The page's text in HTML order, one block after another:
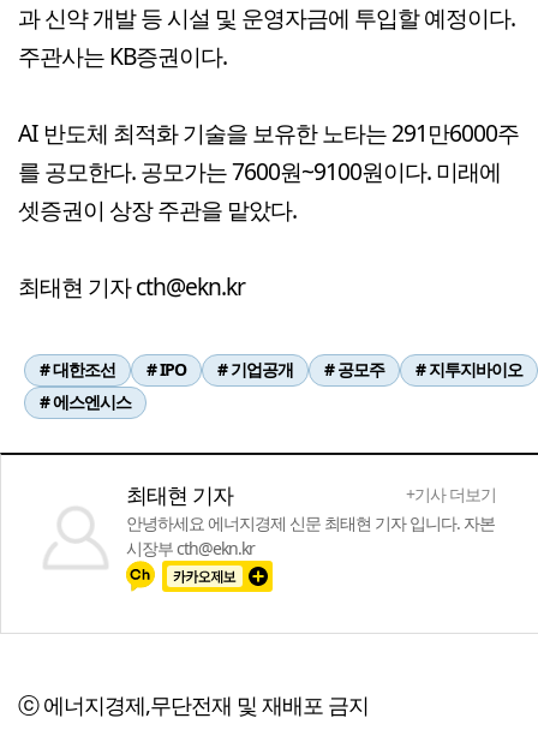
과 신약 개발 등 시설 및 운영자금에 투입할 예정이다.
주관사는 KB증권이다.
AI 반도체 최적화 기술을 보유한 노타는 291만6000주
를 공모한다. 공모가는 7600원~9100원이다. 미래에
셋증권이 상장 주관을 맡았다.
최태현 기자 cth@ekn.kr
# 대한조선 # IPO # 기업공개 # 공모주
# 지투지바이오
# 에스엔시스
최태현 기자
+기사 더보기
안녕하세요 에너지경제 신문 최태현 기자 입니다. 자본
시장부 cth@ekn.kr
ⓒ 에너지경제,무단전재 및 재배포 금지